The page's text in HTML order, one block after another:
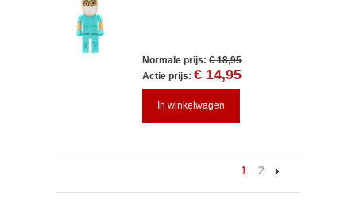
Normale prijs: € 18,95
Actie prijs: € 14,95
In winkelwagen
1 2